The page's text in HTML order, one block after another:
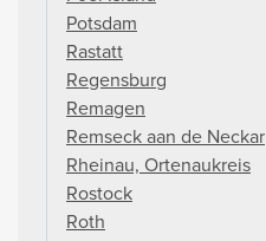
Potsdam
Rastatt
Regensburg
Remagen
Remseck aan de Neckar
Rheinau, Ortenaukreis
Rostock
Roth